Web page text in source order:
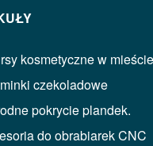
kosmetyczne w mieście
czekoladowe
pokrycie plandek.
do obrabiarek CNC